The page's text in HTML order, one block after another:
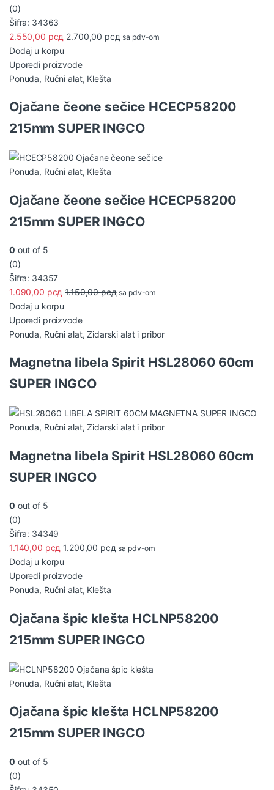
(0)
Šifra: 34363
2.550,00 рсд 2.700,00рсд sa pdv-om
Dodaj u korpu
Uporedi proizvode
Ponuda, Ručni alat, Klešta
Ojačane čeone sečice HCECP58200
215mm SUPER INGCO
Ponuda, Ručni alat, Klešta
Ojačane čeone sečice HCECP58200
215mm SUPER INGCO
0 out of 5
(0)
Šifra: 34357
1.090,00 рсд 1.150,00рсд sa pdv-om
Dodaj u korpu
Uporedi proizvode
Ponuda, Ručni alat,Zidarski alat i pribor
Magnetna libela Spirit HSL28060 60cm
SUPER INGCO
Ponuda, Ručni alat,Zidarski alat i pribor
Magnetna libela Spirit HSL28060 60cm
SUPER INGCO
0 out of 5
(0)
Šifra: 34349
1.140,00 рсд 1.200,00рсд sa pdv-om
Dodaj u korpu
Uporedi proizvode
Ponuda, Ručni alat, Klešta
Ojačana špic klešta HCLNP58200
215mm SUPER INGCO
Ponuda, Ručni alat, Klešta
Ojačana špic klešta HCLNP58200
215mm SUPER INGCO
0 out of 5
(0)